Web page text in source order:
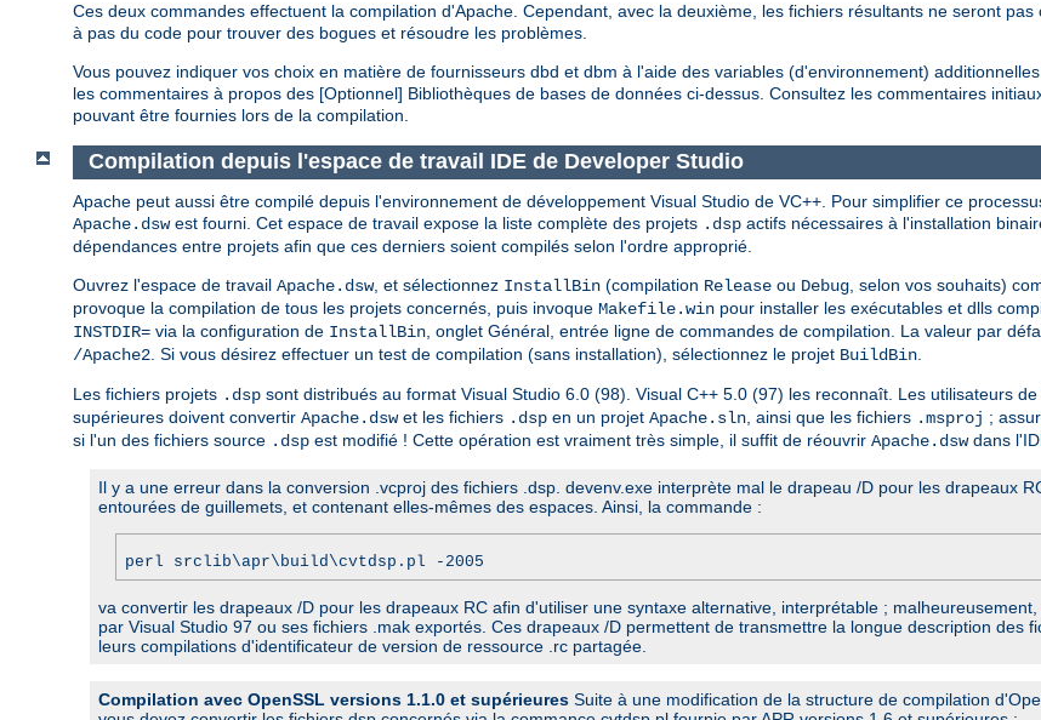
Ces deux commandes effectuent la compilation d'Apache. Cependant, avec la deuxième, les fichiers résultants ne seront
à pas du code pour trouver des bogues et résoudre les problèmes.
Vous pouvez indiquer vos choix en matière de fournisseurs dbd et dbm à l'aide des variables (d'environnement)
les commentaires à propos des [Optionnel] Bibliothèques de bases de données ci-dessus. Consultez les commentaires
pouvant être fournies lors de la compilation.
Compilation depuis l'espace de travail IDE de Developer Studio
Apache peut aussi être compilé depuis l'environnement de développement Visual Studio de VC++. Pour simplifier ce
Apache.dswest fourni. Cet espace de travail expose la liste complète des projets .dsp actifs nécessaires à l'installation
dépendances entre projets afin que ces derniers soient compilés selon l'ordre approprié.
Ouvrez l'espace de travail Apache.dsw, et sélectionnez InstallBin (compilation Release ou Debug , selon vos souhaits)
provoque la compilation de tous les projets concernés, puis invoque Makefile.win pour installer les exécutables et dlls
INSTDIR= via la configuration de InstallBin , onglet Général, entrée ligne de commandes de compilation. La valeur par
/Apache2 . Si vous désirez effectuer un test de compilation (sans installation), sélectionnez le projet BuildBin
Les fichiers projets .dsp sont distribués au format Visual Studio 6.0 (98). Visual C++ 5.0 (97) les reconnaît. Les utilisateurs
supérieures doivent convertir Apache.dswet les fichiers .dsp en un projet Apache.sln , ainsi que les fichiers .msproj ;
si l'un des fichiers source .dsp est modifié ! Cette opération est vraiment très simple, il suffit de réouvrir Apache.dswdans
Il y a une erreur dans la conversion .vcproj des fichiers .dsp. devenv.exe interprète mal le drapeau /D pour les drapeaux
entourées de guillemets, et contenant elles-mêmes des espaces. Ainsi, la commande :
perl srclib\apr\build\cvtdsp.pl -2005
va convertir les drapeaux /D pour les drapeaux RC afin d'utiliser une syntaxe alternative, interprétable ;
par Visual Studio 97 ou ses fichiers .mak exportés. Ces drapeaux /D permettent de transmettre la longue description des
leurs compilations d'identificateur de version de ressource .rc partagée.
Compilation avec OpenSSL versions 1.1.0 et supérieures Suite à une modification de la structure de compilation